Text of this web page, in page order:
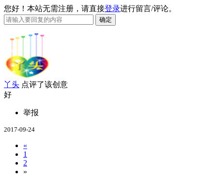
您好！本站无需注册，请直接登录进行留言/评论。
丫头 点评了该创意
好
举报
2017-09-24
«
1
2
»